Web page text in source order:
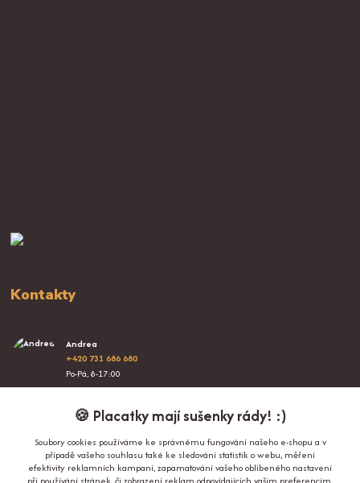
Kontakty
Andrea
+420 731 686 680
Po-Pá, 8-17:00
info@proplacatky.cz🍪 Placatky mají sušenky rády! :)
Soubory cookies používáme ke správnému fungování našeho e-shopu a v
případě vašeho souhlasu také ke sledování statistik o webu, měření
efektivity reklamních kampaní, zapamatování vašeho oblíbeného nastavení
při používání stránek, či zobrazení reklam odpovídajících vašim preferencím.